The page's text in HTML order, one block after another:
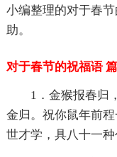
小编整理的对于春
助。
对于春节的祝福语
1．金猴报春归
金归。祝你鼠年前
世才学，具八十一种